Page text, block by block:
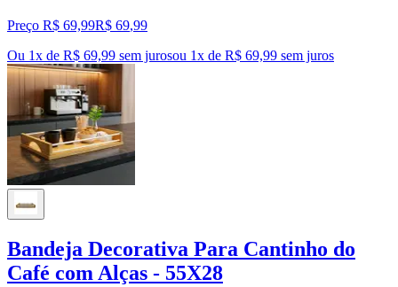
Preço R$ 69,99R$ 69,99
Ou 1x de R$ 69,99 sem jurosou 1x de R$ 69,99 sem juros
Bandeja Decorativa Para Cantinho do
Café com Alças - 55X28